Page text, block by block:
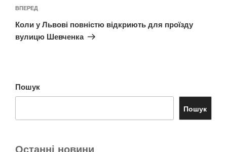
Наступний
запис
ВПЕРЕД
Коли у Львові повністю відкриють для проїзду
вулицю Шевченка
Пошук
Пошук
Останні новини